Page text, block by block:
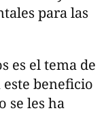
para las
es el tema de
beneficio
se les ha